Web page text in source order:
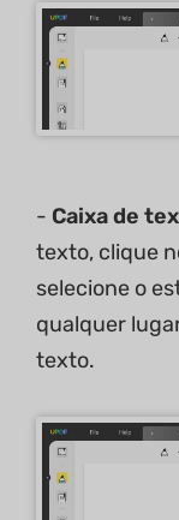
- Caixa de
texto, clique
selecione o
qualquer
texto.